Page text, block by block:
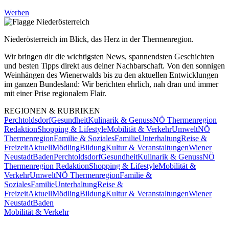
Werben
Niederösterreich im Blick, das Herz in der Thermenregion.
Wir bringen dir die wichtigsten News, spannendsten Geschichten
und besten Tipps direkt aus deiner Nachbarschaft. Von den sonnigen
Weinhängen des Wienerwalds bis zu den aktuellen Entwicklungen
im ganzen Bundesland: Wir berichten ehrlich, nah dran und immer
mit einer Prise regionalem Flair.
REGIONEN & RUBRIKEN
PerchtoldsdorfGesundheitKulinarik & GenussNÖ Thermenregion
RedaktionShopping & LifestyleMobilität & VerkehrUmweltNÖ
ThermenregionFamilie & SozialesFamilieUnterhaltungReise &
FreizeitAktuellMödlingBildungKultur & VeranstaltungenWiener
NeustadtBadenPerchtoldsdorfGesundheitKulinarik & GenussNÖ
Thermenregion RedaktionShopping & LifestyleMobilität &
VerkehrUmweltNÖ ThermenregionFamilie &
SozialesFamilieUnterhaltungReise &
FreizeitAktuellMödlingBildungKultur & VeranstaltungenWiener
NeustadtBaden
Mobilität & Verkehr